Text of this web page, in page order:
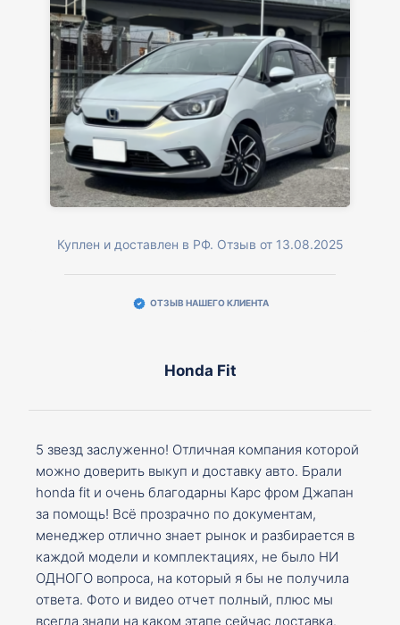
Куплен и доставлен в РФ. Отзыв от 13.08.2025
ОТЗЫВ НАШЕГО КЛИЕНТА
Honda Fit
5 звезд заслуженно! Отличная компания которой
можно доверить выкуп и доставку авто. Брали
honda fit и очень благодарны Карс фром Джапан
за помощь! Всё прозрачно по документам,
менеджер отлично знает рынок и разбирается в
каждой модели и комплектациях, не было НИ
ОДНОГО вопроса, на который я бы не получила
ответа. Фото и видео отчет полный, плюс мы
всегда знали на каком этапе сейчас доставка.